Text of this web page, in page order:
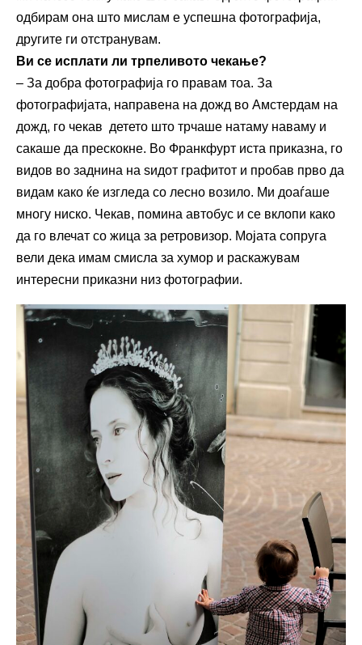
одбирам она што мислам е успешна фотографија,
другите ги отстранувам.
Ви се исплати ли трпеливото чекање?
– За добра фотографија го правам тоа. За
фотографијата, направена на дожд во Амстердам на
дожд, го чекав детето што трчаше натаму наваму и
сакаше да прескокне. Во Франкфурт иста приказна, го
видов во заднина на ѕидот графитот и пробав прво да
видам како ќе изгледа со лесно возило. Ми доаѓаше
многу ниско. Чекав, помина автобус и се вклопи како
да го влечат со жица за ретровизор. Мојата сопруга
вели дека имам смисла за хумор и раскажувам
интересни приказни низ фотографии.